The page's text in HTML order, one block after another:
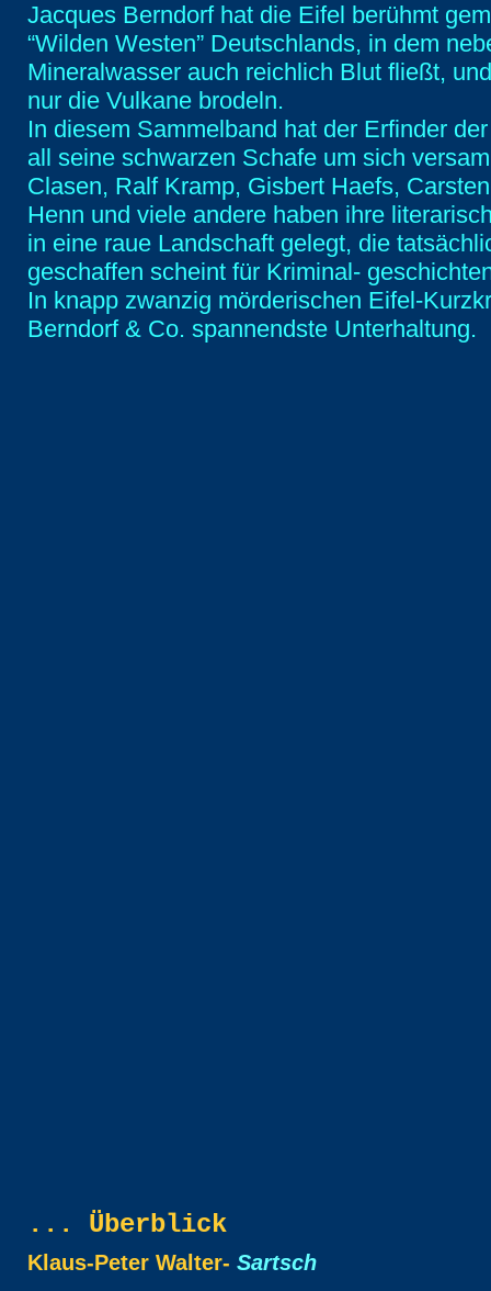
Jacques Berndorf hat die Eifel berühmt
“Wilden Westen” Deutschlands, in dem
Mineralwasser auch reichlich Blut fließt,
nur die Vulkane brodeln.
In diesem Sammelband hat der Erfinder der
all seine schwarzen Schafe um sich
Clasen, Ralf Kramp, Gisbert Haefs,
Henn und viele andere haben ihre
in eine raue Landschaft gelegt, die
geschaffen scheint für Kriminal-
In knapp zwanzig mörderischen Eifel-
Berndorf & Co. spannendste Unterhaltung.
... Überblick
Klaus-Peter Walter- Sartsch